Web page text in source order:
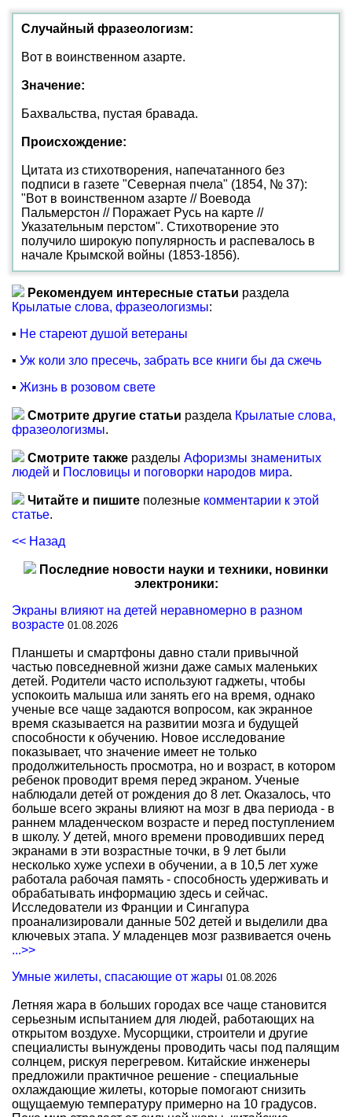
Случайный фразеологизм:
Вот в воинственном азарте.
Значение:
Бахвальства, пустая бравада.
Происхождение:
Цитата из стихотворения, напечатанного без
подписи в газете "Северная пчела" (1854, № 37):
"Вот в воинственном азарте // Воевода
Пальмерстон // Поражает Русь на карте //
Указательным перстом". Стихотворение это
получило широкую популярность и распевалось в
начале Крымской войны (1853-1856).
Рекомендуем интересные статьи раздела
Крылатые слова, фразеологизмы:
▪ Не стареют душой ветераны
▪ Уж коли зло пресечь, забрать все книги бы да сжечь
▪ Жизнь в розовом свете
Смотрите другие статьи раздела Крылатые слова,
фразеологизмы.
Смотрите также разделы Афоризмы знаменитых
людей и Пословицы и поговорки народов мира.
Читайте и пишите полезные комментарии к этой
статье.
<< Назад
Последние новости науки и техники, новинки
электроники:
Экраны влияют на детей неравномерно в разном
возрасте 01.08.2026
Планшеты и смартфоны давно стали привычной
частью повседневной жизни даже самых маленьких
детей. Родители часто используют гаджеты, чтобы
успокоить малыша или занять его на время, однако
ученые все чаще задаются вопросом, как экранное
время сказывается на развитии мозга и будущей
способности к обучению. Новое исследование
показывает, что значение имеет не только
продолжительность просмотра, но и возраст, в котором
ребенок проводит время перед экраном. Ученые
наблюдали детей от рождения до 8 лет. Оказалось, что
больше всего экраны влияют на мозг в два периода - в
раннем младенческом возрасте и перед поступлением
в школу. У детей, много времени проводивших перед
экранами в эти возрастные точки, в 9 лет были
несколько хуже успехи в обучении, а в 10,5 лет хуже
работала рабочая память - способность удерживать и
обрабатывать информацию здесь и сейчас.
Исследователи из Франции и Сингапура
проанализировали данные 502 детей и выделили два
ключевых этапа. У младенцев мозг развивается очень
...>>
Умные жилеты, спасающие от жары 01.08.2026
Летняя жара в больших городах все чаще становится
серьезным испытанием для людей, работающих на
открытом воздухе. Мусорщики, строители и другие
специалисты вынуждены проводить часы под палящим
солнцем, рискуя перегревом. Китайские инженеры
предложили практичное решение - специальные
охлаждающие жилеты, которые помогают снизить
ощущаемую температуру примерно на 10 градусов.